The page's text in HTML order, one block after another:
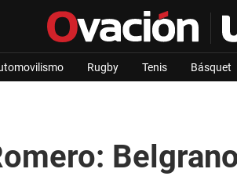
Rugby Tenis Básquet